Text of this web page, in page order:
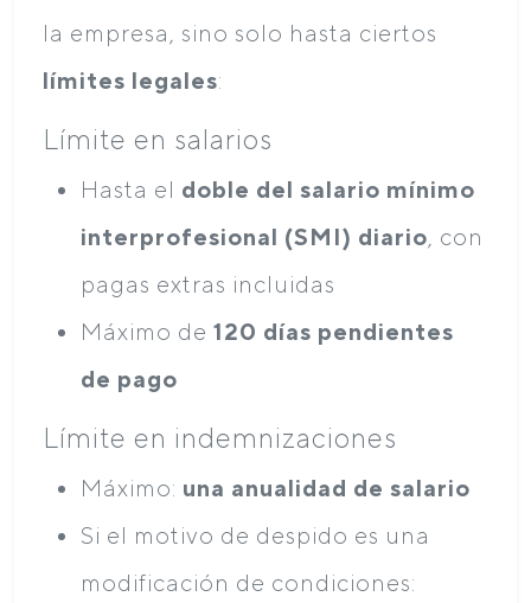
la empresa, sino solo hasta ciertos
límites legales:
Límite en salarios
Hasta el doble del salario mínimo
interprofesional (SMI) diario , con
pagas extras incluidas
Máximo de 120 días pendientes
de pago
Límite en indemnizaciones
Máximo: una anualidad de salario
Si el motivo de despido es una
modificación de condiciones: